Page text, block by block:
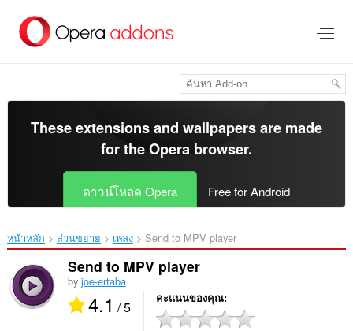
These extensions and wallpapers are made
for theOpera browser.
ดาวน์โหลด Opera Free for Android
หน้าหลัก ส่วนขยาย เพลง Send to MPV player‎
Send to MPV player
by joe-ertaba
4.1 / 5 คะแนนของคุณ